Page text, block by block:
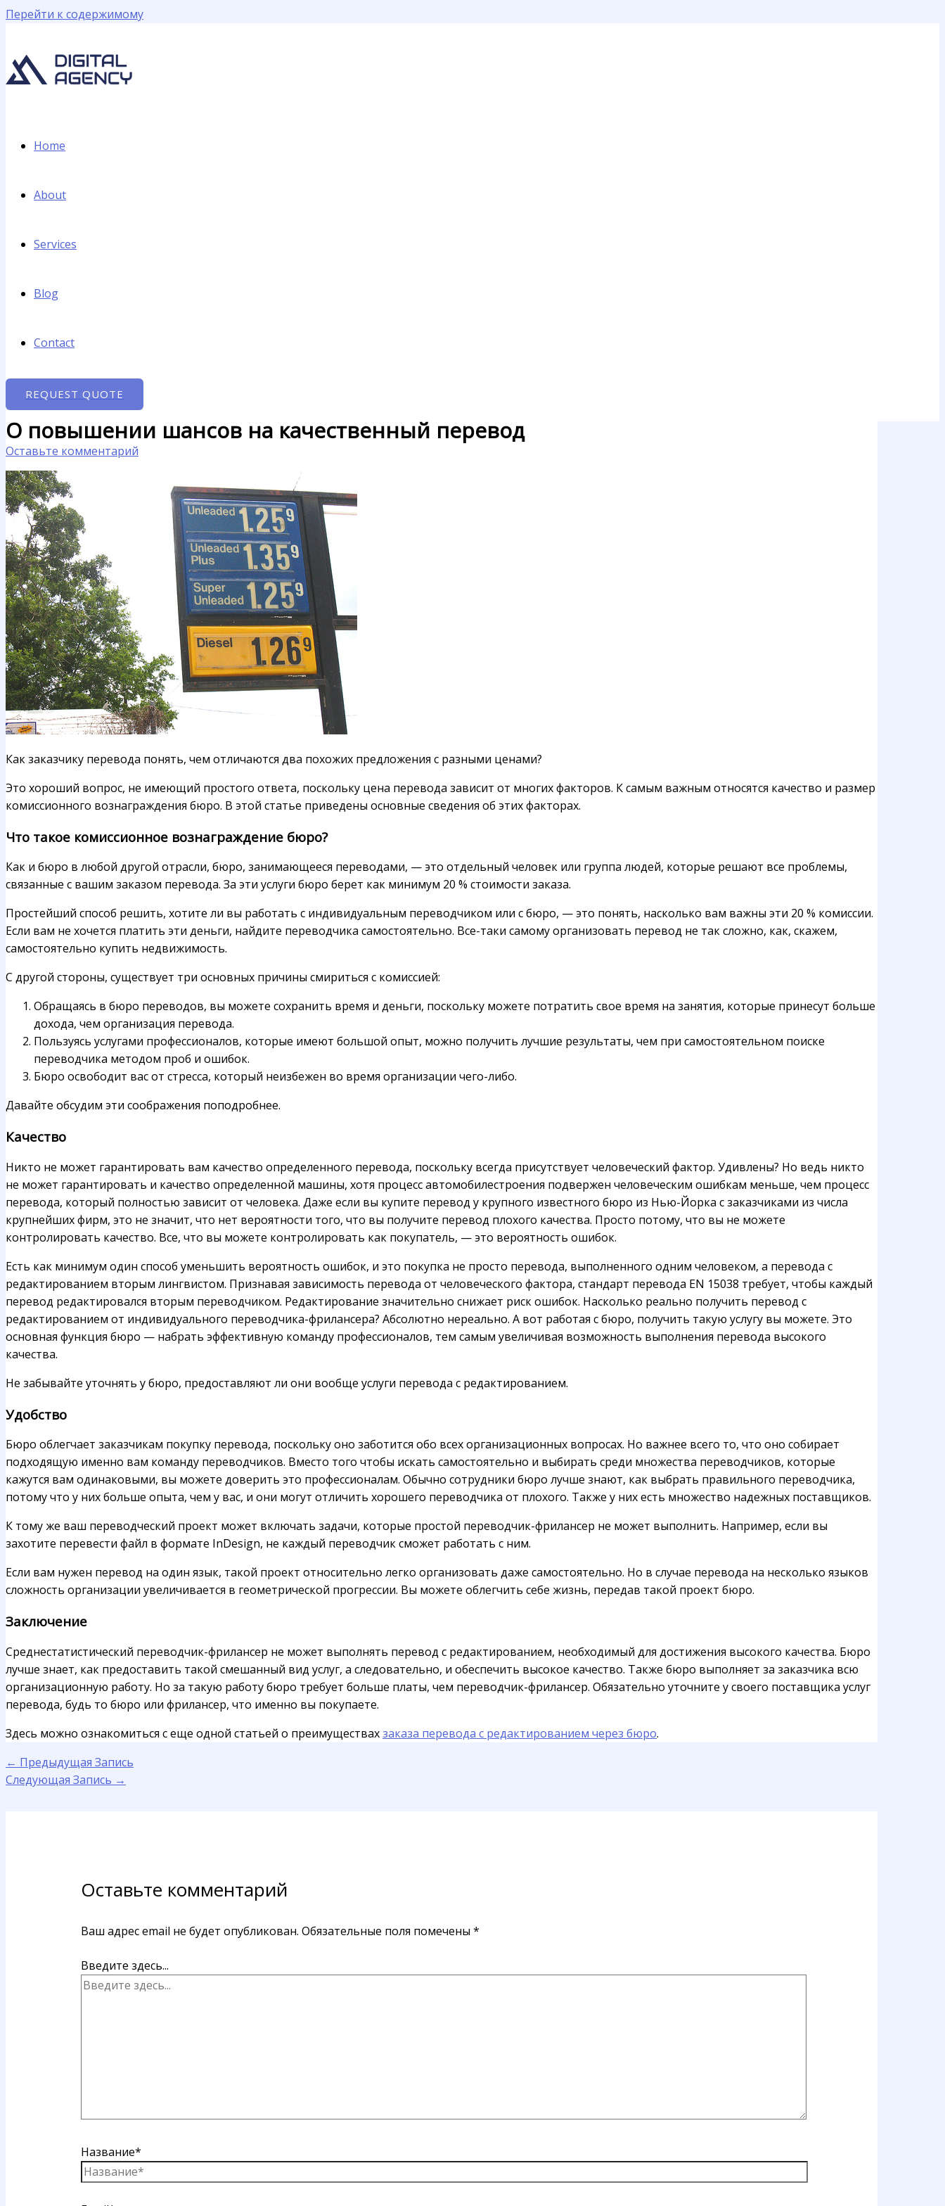
Перейти к содержимому
Home
About
Services
Blog
Contact
REQUEST QUOTE
О повышении шансов на качественный перевод
Оставьте комментарий
Как заказчику перевода понять, чем отличаются два похожих предложения с разными ценами?
Это хороший вопрос, не имеющий простого ответа, поскольку цена перевода зависит от многих факторов. К самым важным относятся качество и размер
комиссионного вознаграждения бюро. В этой статье приведены основные сведения об этих факторах.
Что такое комиссионное вознаграждение бюро?
Как и бюро в любой другой отрасли, бюро, занимающееся переводами, — это отдельный человек или группа людей, которые решают все проблемы,
связанные с вашим заказом перевода. За эти услуги бюро берет как минимум 20 % стоимости заказа.
Простейший способ решить, хотите ли вы работать с индивидуальным переводчиком или с бюро, — это понять, насколько вам важны эти 20 % комиссии.
Если вам не хочется платить эти деньги, найдите переводчика самостоятельно. Все-таки самому организовать перевод не так сложно, как, скажем,
самостоятельно купить недвижимость.
С другой стороны, существует три основных причины смириться с комиссией:
Обращаясь в бюро переводов, вы можете сохранить время и деньги, поскольку можете потратить свое время на занятия, которые принесут больше
дохода, чем организация перевода.
Пользуясь услугами профессионалов, которые имеют большой опыт, можно получить лучшие результаты, чем при самостоятельном поиске
переводчика методом проб и ошибок.
Бюро освободит вас от стресса, который неизбежен во время организации чего-либо.
Давайте обсудим эти соображения поподробнее.
Качество
Никто не может гарантировать вам качество определенного перевода, поскольку всегда присутствует человеческий фактор. Удивлены? Но ведь никто
не может гарантировать и качество определенной машины, хотя процесс автомобилестроения подвержен человеческим ошибкам меньше, чем процесс
перевода, который полностью зависит от человека. Даже если вы купите перевод у крупного известного бюро из Нью-Йорка с заказчиками из числа
крупнейших фирм, это не значит, что нет вероятности того, что вы получите перевод плохого качества. Просто потому, что вы не можете
контролировать качество. Все, что вы можете контролировать как покупатель, — это вероятность ошибок.
Есть как минимум один способ уменьшить вероятность ошибок, и это покупка не просто перевода, выполненного одним человеком, а перевода с
редактированием вторым лингвистом. Признавая зависимость перевода от человеческого фактора, стандарт перевода EN 15038 требует, чтобы каждый
перевод редактировался вторым переводчиком. Редактирование значительно снижает риск ошибок. Насколько реально получить перевод с
редактированием от индивидуального переводчика-фрилансера? Абсолютно нереально. А вот работая с бюро, получить такую услугу вы можете. Это
основная функция бюро — набрать эффективную команду профессионалов, тем самым увеличивая возможность выполнения перевода высокого
качества.
Не забывайте уточнять у бюро, предоставляют ли они вообще услуги перевода с редактированием.
Удобство
Бюро облегчает заказчикам покупку перевода, поскольку оно заботится обо всех организационных вопросах. Но важнее всего то, что оно собирает
подходящую именно вам команду переводчиков. Вместо того чтобы искать самостоятельно и выбирать среди множества переводчиков, которые
кажутся вам одинаковыми, вы можете доверить это профессионалам. Обычно сотрудники бюро лучше знают, как выбрать правильного переводчика,
потому что у них больше опыта, чем у вас, и они могут отличить хорошего переводчика от плохого. Также у них есть множество надежных поставщиков.
К тому же ваш переводческий проект может включать задачи, которые простой переводчик-фрилансер не может выполнить. Например, если вы
захотите перевести файл в формате InDesign, не каждый переводчик сможет работать с ним.
Если вам нужен перевод на один язык, такой проект относительно легко организовать даже самостоятельно. Но в случае перевода на несколько языков
сложность организации увеличивается в геометрической прогрессии. Вы можете облегчить себе жизнь, передав такой проект бюро.
Заключение
Среднестатистический переводчик-фрилансер не может выполнять перевод с редактированием, необходимый для достижения высокого качества. Бюро
лучше знает, как предоставить такой смешанный вид услуг, а следовательно, и обеспечить высокое качество. Также бюро выполняет за заказчика всю
организационную работу. Но за такую работу бюро требует больше платы, чем переводчик-фрилансер. Обязательно уточните у своего поставщика услуг
перевода, будь то бюро или фрилансер, что именно вы покупаете.
Здесь можно ознакомиться с еще одной статьей о преимуществахзаказа перевода с редактированием через бюро.
← Предыдущая Запись
Следующая Запись →
Оставьте комментарий
Ваш адрес email не будет опубликован. Обязательные поля помечены *
Введите здесь...
Название*